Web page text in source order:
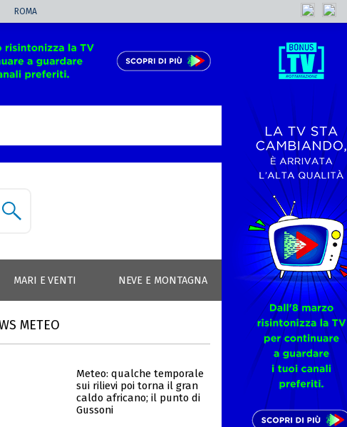
ROMA
MARI E VENTI NEVE E MONTAGNA
METEO
Meteo: qualche temporale
sui rilievi poi torna il gran
caldo africano; il punto di
Gussoni